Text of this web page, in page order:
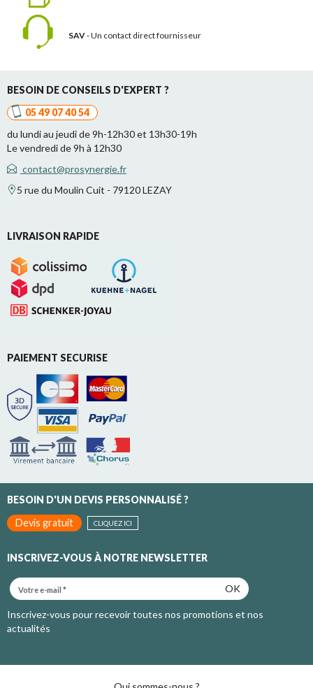
SAV- Un contact direct fournisseur
BESOIN DE CONSEILS D'EXPERT ?
05 49 07 40 54
du lundi au jeudi de 9h-12h30 et 13h30-19h
Le vendredi de 9h à 12h30
contact@prosynergie.fr
5 rue du Moulin Cuit - 79120 LEZAY
LIVRAISON RAPIDE
PAIEMENT SECURISE
BESOIN D'UN DEVIS PERSONNALISÉ ?
Devis gratuit
CLIQUEZ ICI
INSCRIVEZ-VOUS À NOTRE NEWSLETTER
OK
Inscrivez-vous pour recevoir toutes nos promotions et nos
actualités